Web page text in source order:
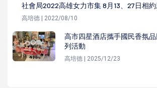
社會局2022高雄女力市集 8月13、27日相
高培德 | 2022/08/10
高市四星酒店攜手國民香氛
列活動
高培德 | 2025/12/23